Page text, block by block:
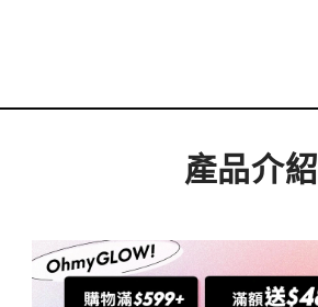
產品介紹